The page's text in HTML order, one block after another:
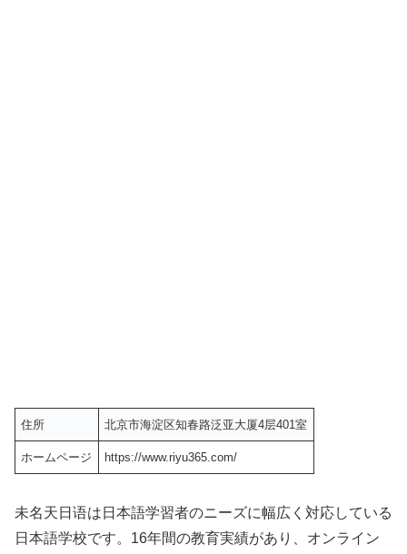
住所 北京市海淀区知春路泛亚大厦4层401室
ホームページ https://www.riyu365.com/
未名天日语は日本語学習者のニーズに幅広く対応している
日本語学校です。16年間の教育実績があり、オンライン